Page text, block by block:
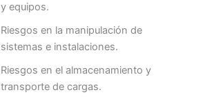
y equipos.
Riesgos en la manipulación de
sistemas e instalaciones.
Riesgos en el almacenamiento y
transporte de cargas.